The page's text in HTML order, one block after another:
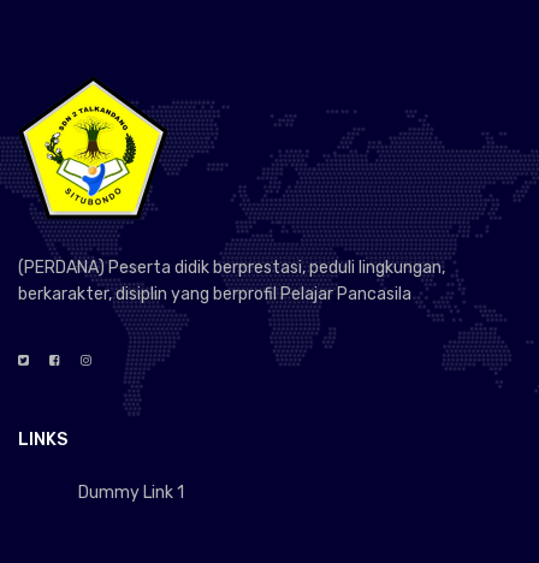
(PERDANA) Peserta didik berprestasi, peduli lingkungan,
berkarakter, disiplin yang berprofil Pelajar Pancasila
LINKS
Dummy Link 1